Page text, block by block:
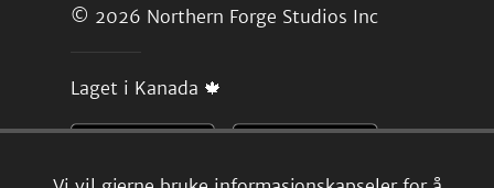
© 2026 Northern Forge Studios Inc
Laget i Kanada 🍁